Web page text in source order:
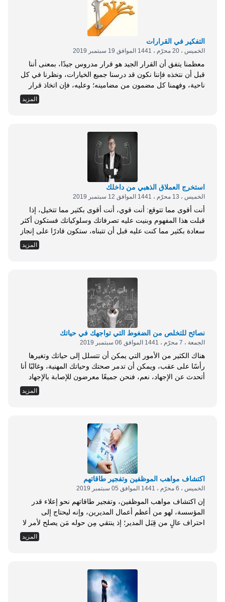
لحياتهم؛ ولذلك فإن القادة الذين نشئوا بين المحن ومن وسط
الشعب هم الذين يقودون الأجيال,...
التفكير في القرارات
الخميس ، 20 محرّم ، 1441 الموافق 19 سبتمبر 2019
معظمنا يتفق أن القرار الجيد هو قرار مدروس جيدًا، بمعنى أننا
قبل أن نتخذه فإننا نكون قد درسنا جميع الخيارات، ونظرنا في كل
ناحية، وفهمنا كل مضمون من مضامينه؛ وعليه، فإن اتخاذ قرار
مدروس يتطلب الكثير من التفكير. ومع ذلك فإن معظم القرارات
تتخذ باستخدام قدر يسير من التفكير الحقيقي، انظر في الفكرة
الشهري لمديرك، أو إرسال رسالة لعميلك، أو قضاء نصف يوم
في تصنيف مشكلة فنية، ربما كان بإمكانك بسهولة أن تفوضها
المزيد
استخرج العملاق الذهبي من داخلك
الخميس ، 13 محرّم ، 1441 الموافق 12 سبتمبر 2019
أنت أقوى مما تتوقع: أنت قوي، أنت أقوى بكثير مما تتخيل، إذا
قبلت هذا المفهوم وبنيت عليه تصرفاتك وسلوكياتك فستكون أكثر
سعادة بكثير مما كنت عليه قبل أن تتبناه، ستكون قادرًا على إنجاز
أمور لم تكن تتوقع أن تنجزها، سيصبح بمقدورك أن تنجز أي شيء
تريده في الحياة. اكتشف أعماقك، هناك يكمن عملاق ذهبي.
الحياة دون أدنى فكرة عن القوة الحقيقية التي يمتلكونها، هم
يعيشون حياة أقل بكثير من مقدراتهم وإمكاناتهم، والأسوأ أنهم
يعتقدون أنهم فاشلون ولا أهمية...
المزيد
نصائح للتخلص من الضغوط التي تواجهك في حياتك
الجمعة ، 7 محرّم ، 1441 الموافق 06 سبتمبر 2019
هناك الكثير من الأمور التي يمكن أن تتسلل إلى حياتك وتغيرها
رأسًا على عقب، ويمكن أن تدمر صحتك وحياتك المهنية، وغالبًا أنا
أتحدث عن الإجهاد، نعم، فنحن جميعًا معرضون للإصابة بالإجهاد
والتعب نتيجة الضغوط. يعد الإجهاد مشكلة للكثير من الأفراد، فقد
يحدث نتيجة العمل المرهق أو الأعمال المنزلية المتعبة والفوضى
على القسط الكافي من النوم. إذا كانت حياتك مليئة بالإجهاد
فهناك بعض الأمور البسيطة التي تقوم للتخلص من هذه الضغوط،
كل ما تحتاج إليه هو الإرادة القوية، لا أعتقد أن...
المزيد
اكتشاف مواهب الموظفين وتفجير طاقاتهم
الخميس ، 6 محرّم ، 1441 الموافق 05 سبتمبر 2019
إن اكتشاف مواهب الموظفين، وتفجير طاقاتهم نحو إعلاء قدر
المؤسسة، لهو من أعظم أعمال المديرين، وإنه ليحتاج إلى
احتراف عالٍ من قِبَل المدير؛ إذ ينتقي مِن حوله مَن يصلح لأمر لا
يصلح إلا له، حتى يعلو شأن ذلك الرجل ويرتفع قدره بهذا الفعل،
والذي إن لم يفعله يظل منسيًا بين أروقة ومكاتب المؤسسة،
أعلم أن من وظائف المدير:...
المزيد